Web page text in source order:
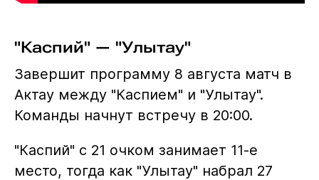
"Каспий" — "Улытау"
Завершит программу 8 августа матч в
Актау между "Каспием" и "Улытау".
Команды начнут встречу в 20:00.
"Каспий" с 21 очком занимает 11-е
место, тогда как "Улытау" набрал 27